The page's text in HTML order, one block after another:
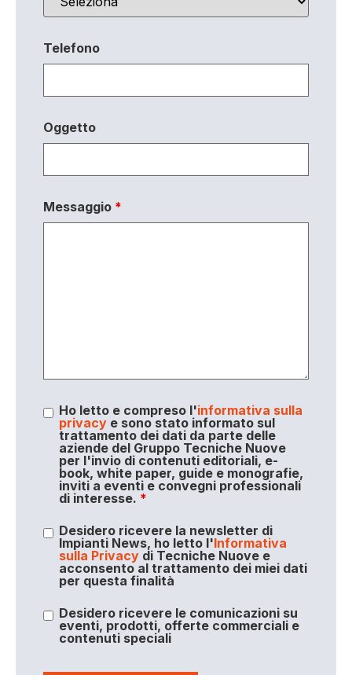
Telefono
Oggetto
Messaggio *
Ho letto e compreso l'informativa sulla
privacye sono stato informato sul
trattamento dei dati da parte delle
aziende del Gruppo Tecniche Nuove
per l'invio di contenuti editoriali, e-
book, white paper, guide e monografie,
inviti a eventi e convegni professionali
di interesse. *
Desidero ricevere la newsletter di
Impianti News, ho letto l'Informativa
sulla Privacydi Tecniche Nuove e
acconsento al trattamento dei miei dati
per questa finalità
Desidero ricevere le comunicazioni su
eventi, prodotti, offerte commerciali e
contenuti speciali